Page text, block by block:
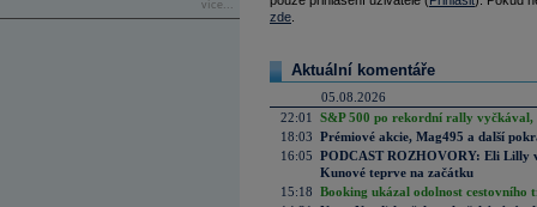
více...
zde
Aktuální komentáře
05.08.2026
22:01
S&P 500 po rekordní rally vyčkával,
18:03 Prémiové akcie, Mag495 a další
16:05 PODCAST ROZHOVORY: Eli Lilly
Kunové teprve na začátku
15:18 Booking ukázal odolnost cestovního